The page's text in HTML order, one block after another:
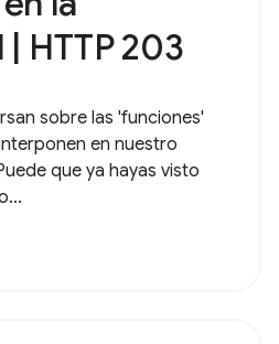
HTTP 203
sobre las 'funciones'
en nuestro
que ya hayas visto